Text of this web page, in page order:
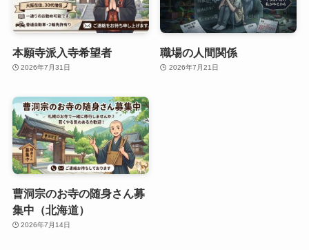
本願寺派入寺希望者
2026年7月31日
職場の人間関係
2026年7月21日
曹洞宗のお寺の随身さん募
集中（北海道）
2026年7月14日